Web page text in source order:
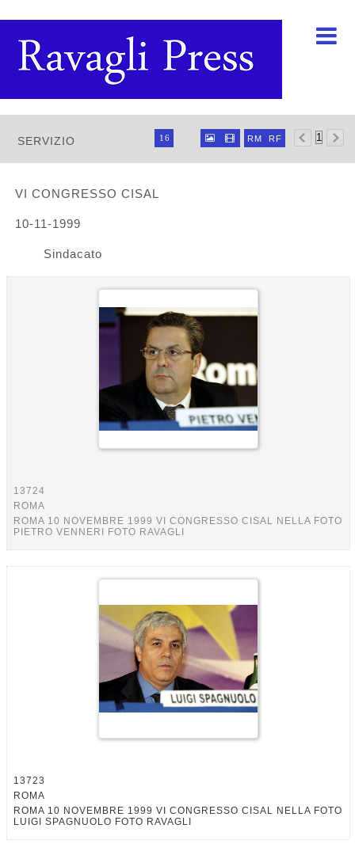
Ravagli foto rava

SERVIZIO 16   RM RF
VI CONGRESSO CISAL
10-11-1999
Sindacato
13724
ROMA
ROMA 10 NOVEMBRE 1999 VI CONGRESSO CISAL NELLA FOTO
PIETRO VENNERI FOTO RAVAGLI
13723
ROMA
ROMA 10 NOVEMBRE 1999 VI CONGRESSO CISAL NELLA FOTO
LUIGI SPAGNUOLO FOTO RAVAGLI